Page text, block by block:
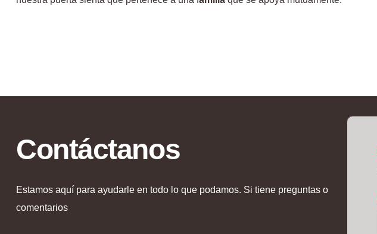
Contáctanos
Estamos aquí para ayudarle en todo lo que podamos. Si tiene preguntas o
comentarios